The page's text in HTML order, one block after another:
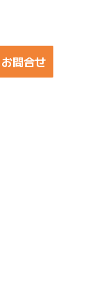
お問合せ